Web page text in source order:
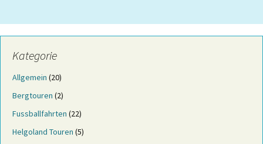
Kategorie
Allgemein (20)
Bergtouren (2)
Fussballfahrten (22)
Helgoland Touren (5)